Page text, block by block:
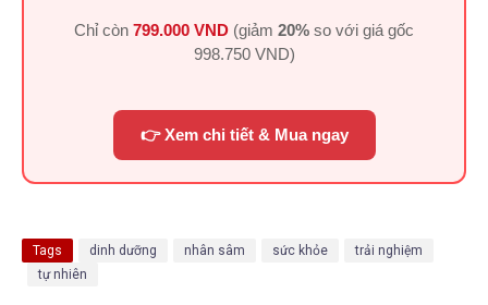
Chỉ còn 799.000 VND (giảm 20% so với giá gốc
998.750 VND)
👉 Xem chi tiết & Mua ngay
Tags dinh dưỡng nhân sâm sức khỏe
trải nghiệm
tự nhiên